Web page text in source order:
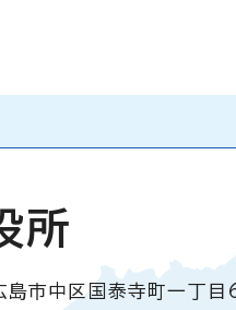
所
島市中区国泰寺町一丁